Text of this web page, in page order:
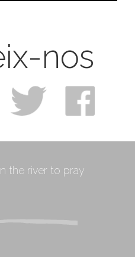
nos
the river to pray